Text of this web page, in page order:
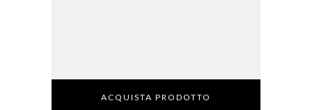
ACQUISTA PRODOTTO